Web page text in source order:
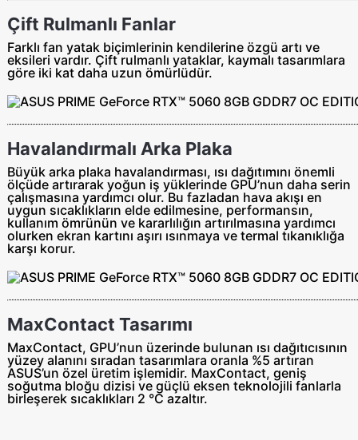
Çift Rulmanlı Fanlar
Farklı fan yatak biçimlerinin kendilerine özgü artı ve
eksileri vardır. Çift rulmanlı yataklar, kaymalı tasarımlara
göre iki kat daha uzun ömürlüdür.
Havalandırmalı Arka Plaka
Büyük arka plaka havalandırması, ısı dağıtımını önemli
ölçüde artırarak yoğun iş yüklerinde GPU’nun daha serin
çalışmasına yardımcı olur. Bu fazladan hava akışı en
uygun sıcaklıkların elde edilmesine, performansın,
kullanım ömrünün ve kararlılığın artırılmasına yardımcı
olurken ekran kartını aşırı ısınmaya ve termal tıkanıklığa
karşı korur.
MaxContact Tasarımı
MaxContact, GPU’nun üzerinde bulunan ısı dağıtıcısının
yüzey alanını sıradan tasarımlara oranla %5 artıran
ASUS’un özel üretim işlemidir. MaxContact, geniş
soğutma bloğu dizisi ve güçlü eksen teknolojili fanlarla
birleşerek sıcaklıkları 2 °C azaltır.